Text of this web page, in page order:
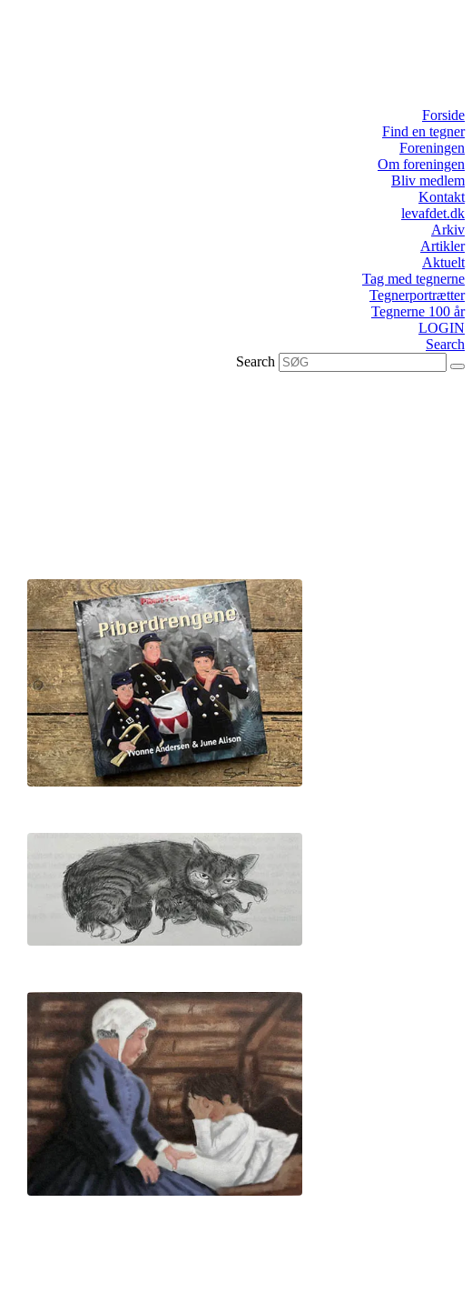
Forside
Find en tegner
Foreningen
Om foreningen
Bliv medlem
Kontakt
levafdet.dk
Arkiv
Artikler
Aktuelt
Tag med tegnerne
Tegnerportrætter
Tegnerne 100 år
LOGIN
Search
Search